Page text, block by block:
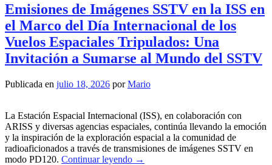
Emisiones de Imágenes SSTV en la ISS en
el Marco del Día Internacional de los
Vuelos Espaciales Tripulados: Una
Invitación a Sumarse al Mundo del SSTV
Publicada en julio 18, 2026 porMario
La Estación Espacial Internacional (ISS), en colaboración con
ARISS y diversas agencias espaciales, continúa llevando la emoción
y la inspiración de la exploración espacial a la comunidad de
radioaficionados a través de transmisiones de imágenes SSTV en
modo PD120. Continuar leyendo →